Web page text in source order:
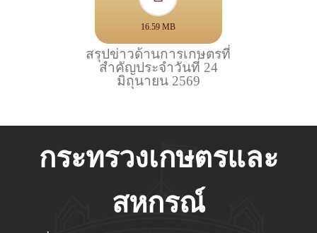
16.59 MB
สรุปข่าวด้านการเกษตรที่
สำคัญประจำวันที่ 24
มิถุนายน 2569
กระทรวงเกษตรและ
สหกรณ์